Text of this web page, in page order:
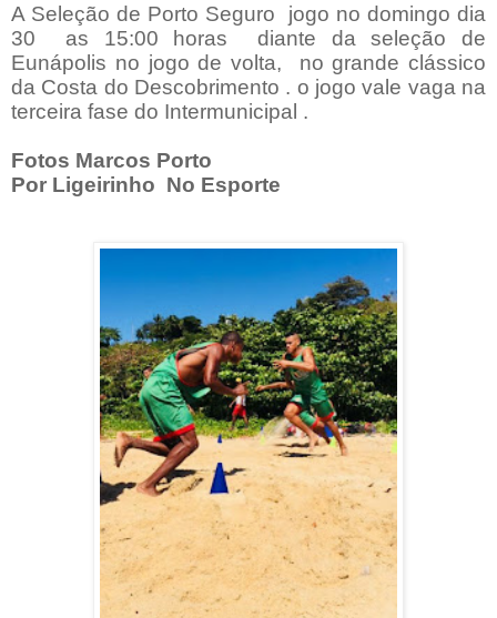
A Seleção de Porto Seguro
jogo no domingo dia
30 as 15:00 horas
diante da seleção de
Eunápolis no jogo de volta, no grande clássico
da Costa do Descobrimento . o jogo vale vaga na
terceira fase do Intermunicipal .
Fotos Marcos Porto
Por Ligeirinho No Esporte